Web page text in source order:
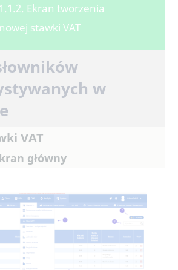
1.1.2. Ekran tworzenia
nowej stawki VAT
w
VAT
główny